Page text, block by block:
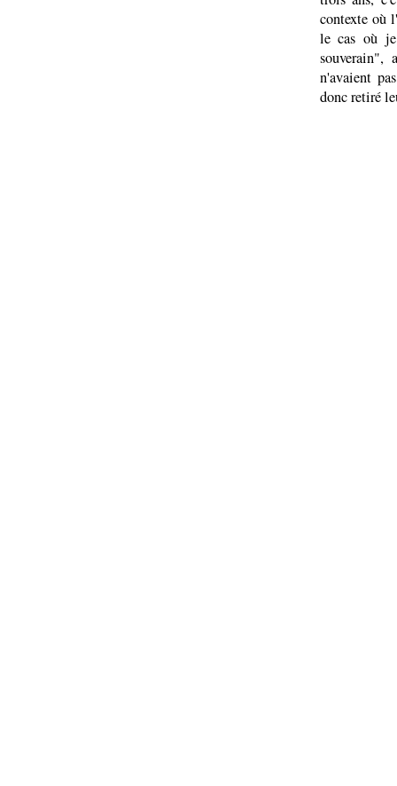
contexte où
le cas où je
n'avaient
donc retiré